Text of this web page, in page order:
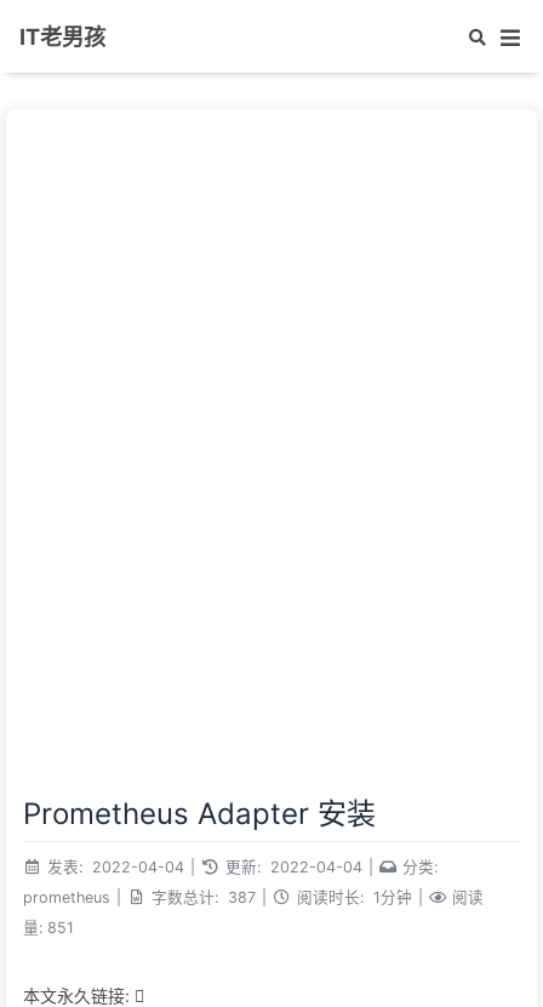
IT老男孩
Prometheus Adapter 安装
发表: 2022-04-04 更新: 2022-04-04
分类:
prometheus
字数总计: 387 阅读时长: 1分钟
阅读
量: 851
本文永久链接: